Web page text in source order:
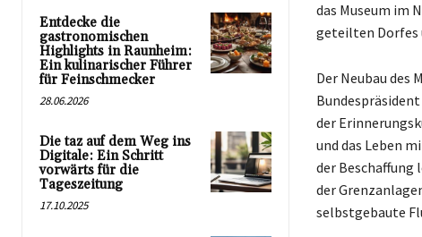
Entdecke die
gastronomischen
Highlights in Raunheim:
Ein kulinarischer Führer
für Feinschmecker
28.06.2026
Die taz auf dem Weg ins
Digitale: Ein Schritt
vorwärts für die
Tageszeitung
17.10.2025
das Museum im
geteilten Dorfes
Der Neubau des
der
und das Leben
der
der
selbstgebaute